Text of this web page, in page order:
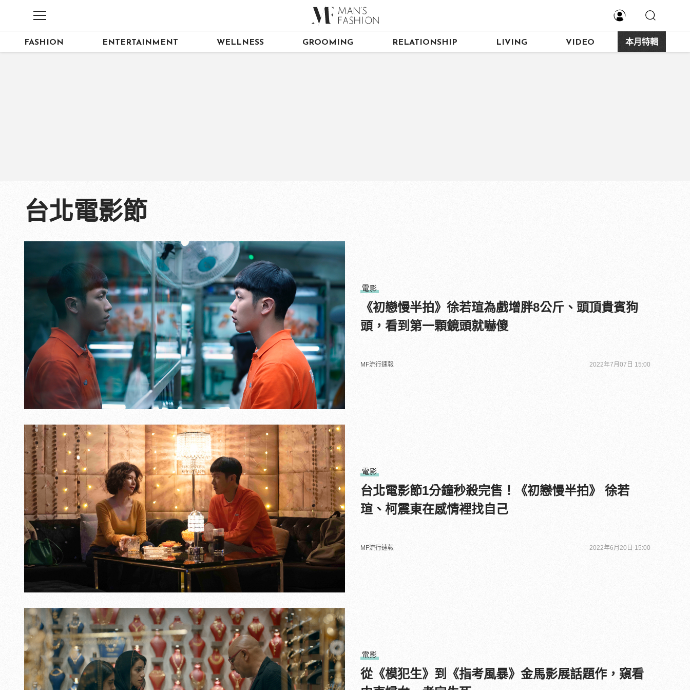
FASHION ENTERTAINMENT WELLNESS GROOMING RELATIONSHIP LIVING VIDEO 本月特輯
台北電影節
電影
《初戀慢半拍》徐若瑄為戲增胖8公斤、頭頂貴賓狗
頭，看到第一顆鏡頭就嚇傻
MF流行速報 2022年7月07日 15:00
電影
台北電影節1分鐘秒殺完售！《初戀慢半拍》 徐若
瑄、柯震東在感情裡找自己
MF流行速報 2022年6月20日 15:00
電影
從《模犯生》到《指考風暴》金馬影展話題作，窺看